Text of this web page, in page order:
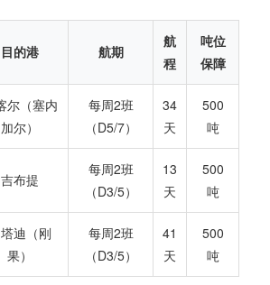
目的港 航期
航
程
吨位
保障
尔（塞内
加尔）
每周2班
（D5/7）
34
天
500
吨
吉布提
每周2班
（D3/5）
13
天
500
吨
迪（刚
果）
每周2班
（D3/5）
41
天
500
吨